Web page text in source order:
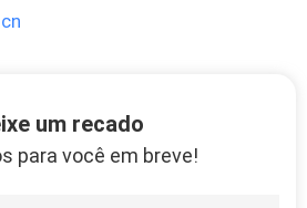
um recado
para você em breve!